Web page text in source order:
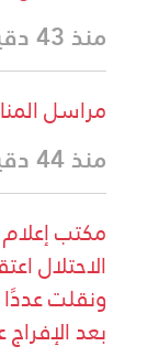
منذ 43 دقيقة
مراسل
منذ 44 دقيقة
مكتب
ونقلت
بعد